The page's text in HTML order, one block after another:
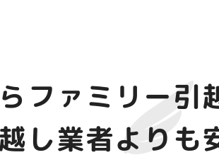
ファミリー引
し業者よりも